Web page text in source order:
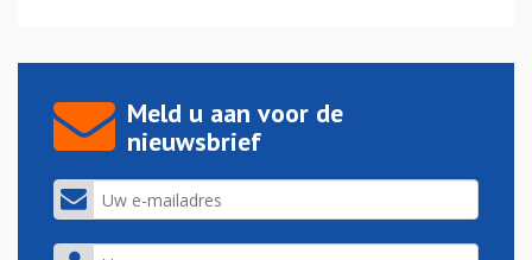
Meld u aan voor de
nieuwsbrief